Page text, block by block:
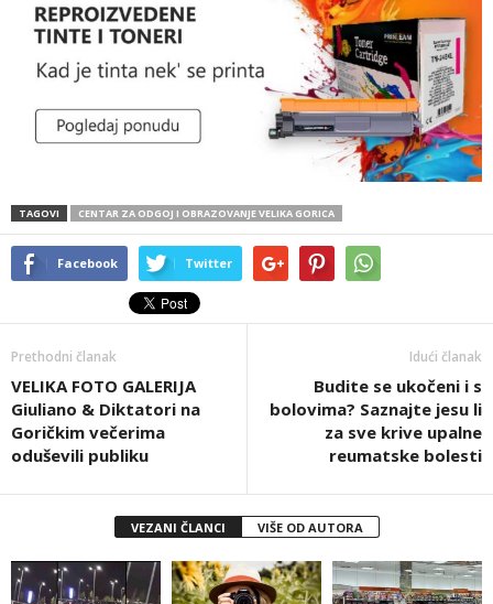
TAGOVI CENTAR ZA ODGOJ I OBRAZOVANJE VELIKA GORICA
Facebook Twitter
Prethodni članak
VELIKA FOTO GALERIJA
Giuliano & Diktatori na
Goričkim večerima
oduševili publiku
Idući članak
Budite se ukočeni i s
bolovima? Saznajte jesu li
za sve krive upalne
reumatske bolesti
VEZANI ČLANCI VIŠE OD AUTORA